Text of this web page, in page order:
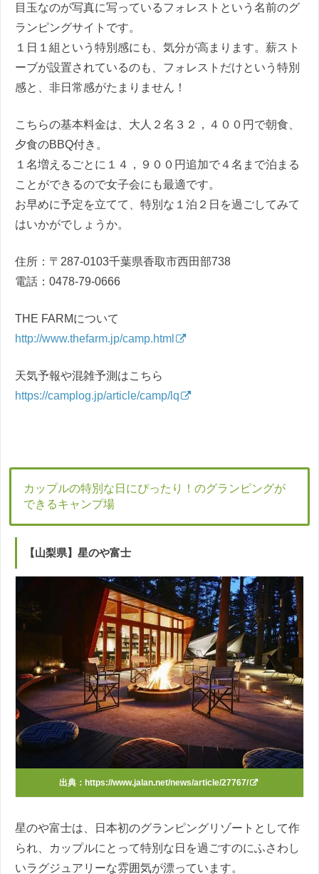
目玉なのが写真に写っているフォレストという名前のグ
ランピングサイトです。
１日１組という特別感にも、気分が高まります。薪スト
ーブが設置されているのも、フォレストだけという特別
感と、非日常感がたまりません！
こちらの基本料金は、大人２名３２，４００円で朝食、
夕食のBBQ付き。
１名増えるごとに１４，９００円追加で４名まで泊まる
ことができるので女子会にも最適です。
お早めに予定を立てて、特別な１泊２日を過ごしてみて
はいかがでしょうか。
住所：〒287-0103千葉県香取市西田部738
電話：0478-79-0666
THE FARMについて
http://www.thefarm.jp/camp.html
天気予報や混雑予測はこちら
https://camplog.jp/article/camp/lq
カップルの特別な日にぴったり！のグランピングが
できるキャンプ場
【山梨県】星のや富士
出典： https://www.jalan.net/news/article/27767/
星のや富士は、日本初のグランピングリゾートとして作
られ、カップルにとって特別な日を過ごすのにふさわし
いラグジュアリーな雰囲気が漂っています。